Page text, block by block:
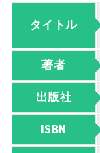
タイトル
著者
出版社
ISBN